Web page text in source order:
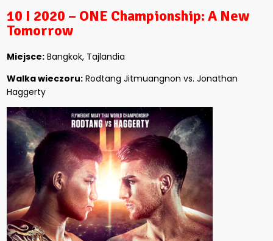
10 I 2020 – ONE Championship: A New
Tomorrow
Miejsce: Bangkok, Tajlandia
Walka wieczoru: Rodtang Jitmuangnon vs. Jonathan
Haggerty